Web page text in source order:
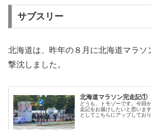
サブスリー
北海道は、昨年の８月に北海道マラソ
撃沈しました。
北海道マラソン完走記①
どうも、トモゾーです。今回
走記をお届けしたいと思いま
としてこちらにアップしてお